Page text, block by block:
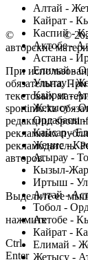
Алтай -
Кайрат -
Каспий -
Актобе -
Астана -
Елимай -
Улытау -
Кайрат -
Жетысу -
Ордабасы -
Кайсар -
Женис -
Атырау -
Кызыл-
Иртыш -
Алтай -
Тобол -
Актобе -
Кайрат -
Елимай -
Жетысу -
© Copyright©
авторские
При
обязательна.
текстовых
sportinfo.kz
редакции:
рекламных
рекламодатель.
авторов.
Заметили
Выделите ее
нажмите
Ctrl
Enter